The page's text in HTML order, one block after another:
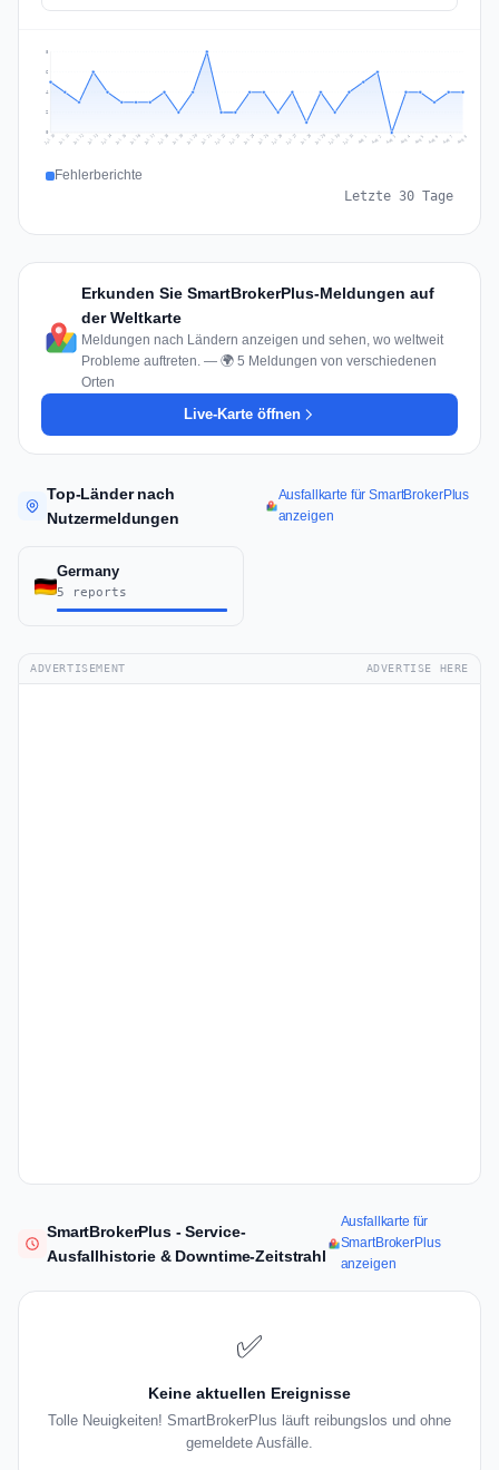
2
4
6
8
Jul 10 Jul 11 Jul 12 Jul 13 Jul 14 Jul 15 Jul 16 Jul 17 Jul 18 Jul 19 Jul 20 Jul 21 Jul 22 Jul 23 Jul 24 Jul 25 Jul 26 Jul 27 Jul 28 Jul 29 Jul 30 Jul 31 Aug 1 Aug 2 Aug 3 Aug 4 Aug 5 Aug 6 Aug 7 Aug 8
Fehlerberichte
Letzte 30 Tage
Erkunden Sie SmartBrokerPlus-Meldungen auf
der Weltkarte
Meldungen nach Ländern anzeigen und sehen, wo weltweit
Probleme auftreten. — 🌍 5 Meldungen von verschiedenen
Orten
Live-Karte öffnen
Top-Länder nach
Nutzermeldungen
Ausfallkarte für SmartBrokerPlus
anzeigen
Germany
5 reports
ADVERTISEMENT ADVERTISE HERE
SmartBrokerPlus - Service-
Ausfallhistorie & Downtime-Zeitstrahl
Ausfallkarte für
SmartBrokerPlus
anzeigen
✅
Keine aktuellen Ereignisse
Tolle Neuigkeiten! SmartBrokerPlus läuft reibungslos und ohne
gemeldete Ausfälle.